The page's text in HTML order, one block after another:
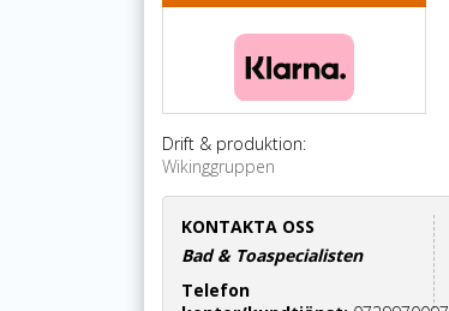
Drift & produktion:
Wikinggruppen
KONTAKTA OSS
Bad & Toaspecialisten
Telefon